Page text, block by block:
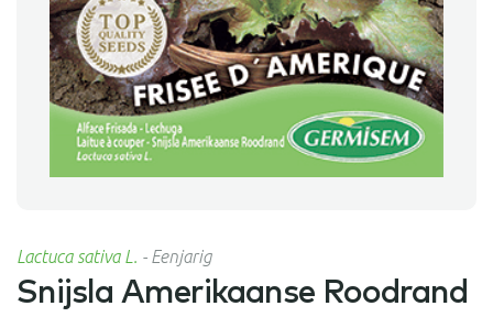
Lactuca sativa L. - Eenjarig
Snijsla Amerikaanse Roodrand